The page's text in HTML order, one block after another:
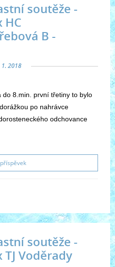
soutěže -
HC
B -
1. 2018
do 8.min. první třetiny to bylo
po nahrávce
odchovance
soutěže -
TJ Voděrady